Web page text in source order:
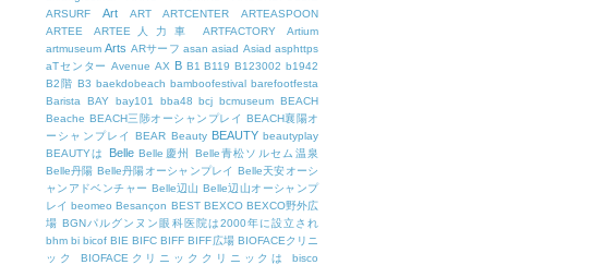
ARSURF
Art ART ARTCENTER
ARTEASPOON
ARTEE
ARTEE人力車 ARTFACTORY
Artium
artmuseum Arts ARサーフ asan asiad Asiad asphttps
aTセンター Avenue AX B B1 B119 B123002 b1942
B2階 B3 baekdobeach bamboofestival barefootfesta
Barista
BAY bay101 bba48 bcj bcmuseum BEACH
Beache BEACH三陟オーシャンプレイ BEACH襄陽オ
ーシャンプレイ
BEAR Beauty BEAUTY beautyplay
BEAUTYは
Belle Belle慶州
Belle青松ソルセム温泉
Belle丹陽 Belle丹陽オーシャンプレイ Belle天安オーシ
ャンアドベンチャー Belle辺山 Belle辺山オーシャンプ
レイ beomeo Besançon BEST BEXCO BEXCO野外広
場 BGNパルグンヌン眼科医院は2000年に設立され
bhm bi bicof BIE BIFC BIFF BIFF広場 BIOFACEクリニ
ック
BIOFACEクリニッククリニックは
bisco